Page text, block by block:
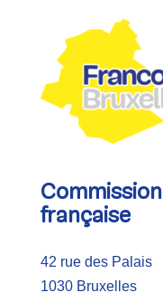
française
42 rue des Palais
1030 Bruxelles